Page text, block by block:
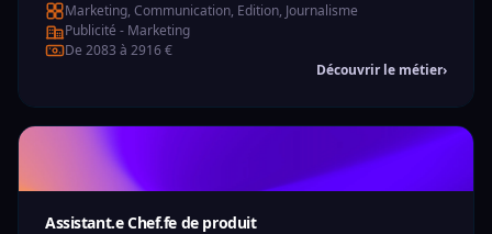
Marketing, Communication, Edition, Journalisme
Publicité - Marketing
De 2083 à 2916 €
Découvrir le métier›
Assistant.e Chef.fe de produit